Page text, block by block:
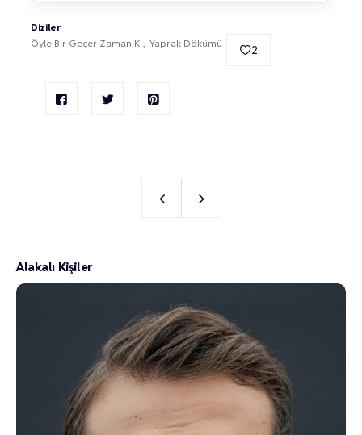
Diziler
Öyle Bir Geçer Zaman Ki
Yaprak Dökümü 2
Alakalı Kişiler